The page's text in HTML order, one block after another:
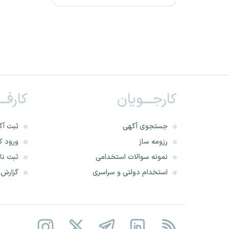
سازمان هواشناسی
شرکت پالایش نفت تهران
مرکز آموزش مدیریت دولتی
کارجـــویان
جستجوی آگهی
رزومه ساز
نمونه سوالات استخدامی
استخدام دولتی و سراسری
ثبت
ورود
ثبت